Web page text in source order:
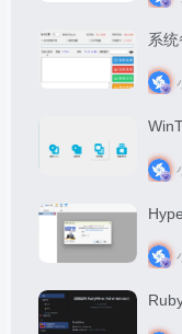
系